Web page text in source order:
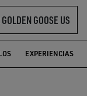
GOOSE US
EXPERIENCIAS